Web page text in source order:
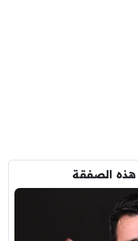
هذه الصفقة